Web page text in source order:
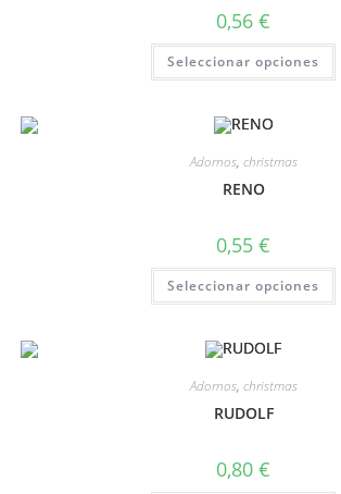
0,56 €
Seleccionar opciones
Adornos, christmas
RENO
0,55 €
Seleccionar opciones
Adornos, christmas
RUDOLF
0,80 €